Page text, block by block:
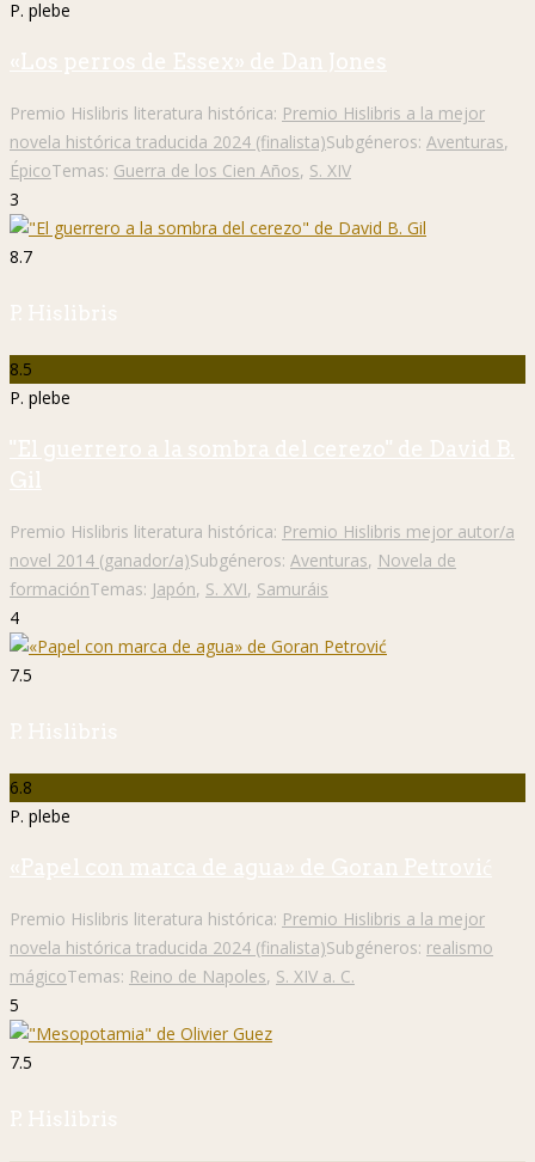
P. plebe
«Los perros de Essex» de Dan Jones
Premio Hislibris literatura histórica: Premio Hislibris a la mejor
novela histórica traducida 2024 (finalista)Subgéneros: Aventuras,
ÉpicoTemas: Guerra de los Cien Años, S. XIV
3
8.7
P. Hislibris
8.5
P. plebe
"El guerrero a la sombra del cerezo" de David B.
Gil
Premio Hislibris literatura histórica: Premio Hislibris mejor autor/a
novel 2014 (ganador/a)Subgéneros: Aventuras, Novela de
formaciónTemas: Japón, S. XVI, Samuráis
4
7.5
P. Hislibris
6.8
P. plebe
«Papel con marca de agua» de Goran Petrović
Premio Hislibris literatura histórica: Premio Hislibris a la mejor
novela histórica traducida 2024 (finalista)Subgéneros: realismo
mágicoTemas: Reino de Napoles, S. XIV a. C.
5
7.5
P. Hislibris